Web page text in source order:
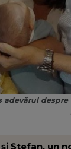
adevărul
Ștefan, un